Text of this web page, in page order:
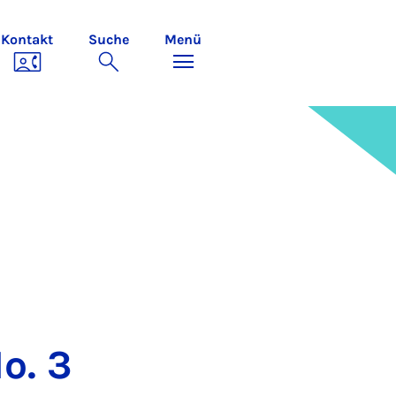
Kontakt Suche Menü
3